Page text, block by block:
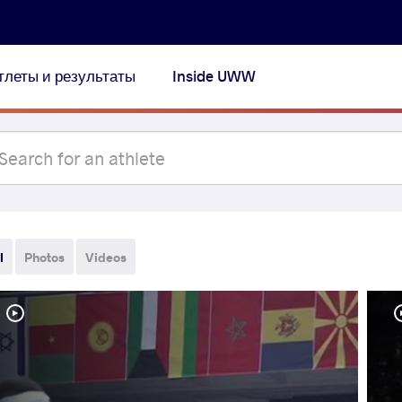
и результаты Inside UWW
Photos Videos